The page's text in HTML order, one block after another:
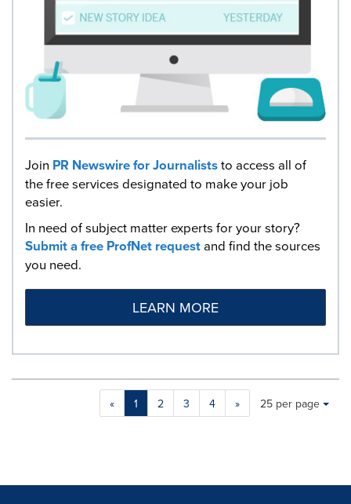
Join PR Newswire for Journaliststo access all of
the free services designated to make your job
easier.
In need of subject matter experts for your story?
Submit a free ProfNet requestand find the sources
you need.
LEARN MORE
« 1 2 3 4 »
Making
a
Items per page:
25 per page